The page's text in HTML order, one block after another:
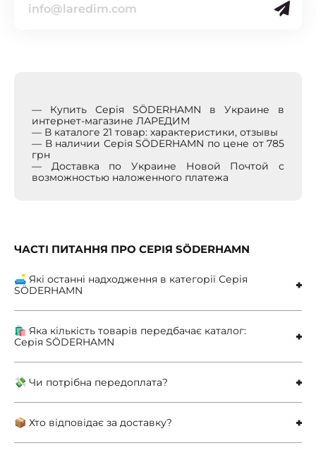
— Купить Серія SÖDERHAMN в Украине в
интернет-магазине ЛАРЕДИМ
— В каталоге 21 товар: характеристики, отзывы
— В наличии Серія SÖDERHAMN по цене от 785
грн
— Доставка по Украине Новой Почтой с
возможностью наложенного платежа
ЧАСТІ ПИТАННЯ ПРО СЕРІЯ SÖDERHAMN
🛋 Які останні надходження в категорії Серія
SÖDERHAMN
🛍 Яка кількість товарів передбачає каталог:
Серія SÖDERHAMN
💸 Чи потрібна передоплата?
📦 Хто відповідає за доставку?